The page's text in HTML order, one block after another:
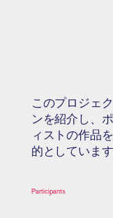
このプロジェ
ンを紹介し、
ィストの作品
的としています
Participants